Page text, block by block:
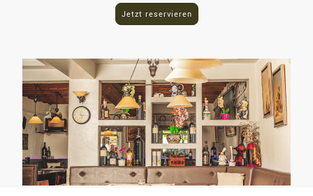
Jetzt reservieren